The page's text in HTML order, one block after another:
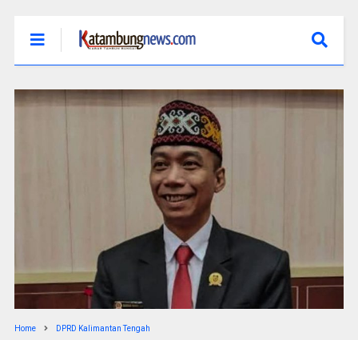
Home DPRD Kalimantan Tengah